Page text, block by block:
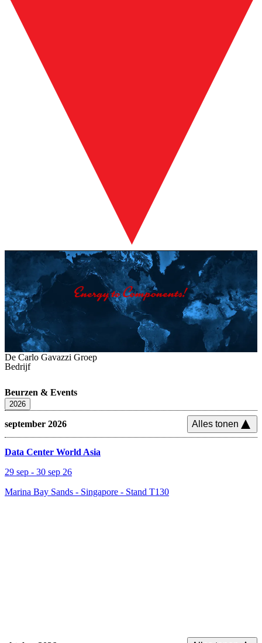
De Carlo Gavazzi Groep
Bedrijf
Beurzen & Events
2026
september 2026 Alles tonen
Data Center World Asia
29 sep - 30 sep 26
Marina Bay Sands - Singapore - Stand T130